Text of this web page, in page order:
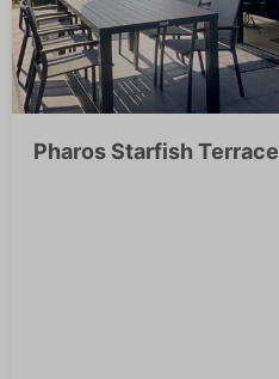
Pharos Starfish Terrace